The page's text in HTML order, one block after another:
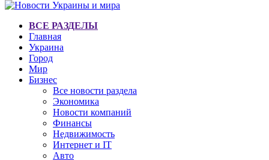
ВСЕ РАЗДЕЛЫ
Главная
Украина
Город
Мир
Бизнес
Все новости раздела
Экономика
Новости компаний
Финансы
Недвижимость
Интернет и IT
Авто